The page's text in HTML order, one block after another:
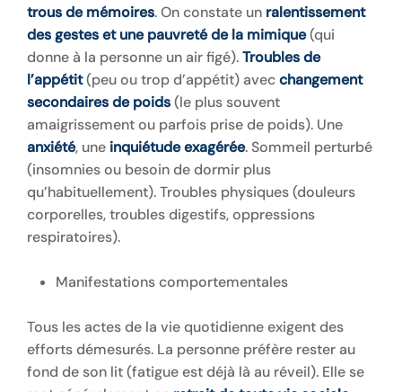
trous de mémoires. On constate un ralentissement
des gestes et unepauvreté de la mimique(qui
donne à la personne un air figé).Troubles de
l’appétit(peu ou trop d’appétit) avecchangement
secondaires de poids(le plus souvent
amaigrissement ou parfois prise de poids). Une
anxiété, une inquiétude exagérée. Sommeil perturbé
(insomnies ou besoin de dormir plus
qu’habituellement). Troubles physiques (douleurs
corporelles, troubles digestifs, oppressions
respiratoires).
Manifestations comportementales
Tous les actes de la vie quotidienne exigent des
efforts démesurés. La personne préfère rester au
fond de son lit (fatigue est déjà là au réveil). Elle se